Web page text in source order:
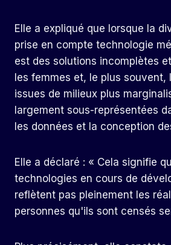
Elle a expliqué que lorsque la
prise en compte technologie
est des solutions incomplètes
les femmes et, le plus souvent,
issues de milieux plus
largement sous-représentées
les données et la conception
Elle a déclaré : « Cela signifie
technologies en cours de
reflètent pas pleinement les
personnes qu'ils sont censés